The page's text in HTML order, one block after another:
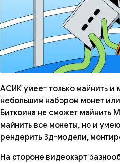
АСИК умеет только майнить и
небольшим набором монет
Биткоина не сможет майнить
майнить все монеты, но и
рендерить 3д-модели,
На стороне видеокарт